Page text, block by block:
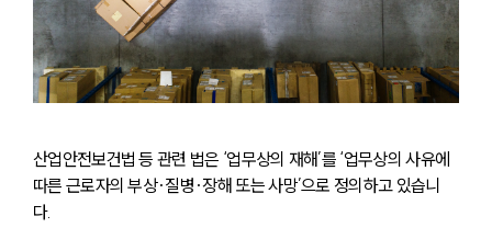
산업안전보건법 등 관련 법은 ‘업무상의 재해’를 ‘업무상의 사유에
따른 근로자의 부상·질병·장해 또는 사망’으로 정의하고 있습니
다.